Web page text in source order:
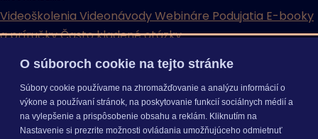
Videoškolenia VideonávodyWebináre Podujatia E-booky
a príručkyČasto kladené otázky
CenníkyOdporučte násPrávne dokumentyOdporúčaná
konfiguráciaAktualizácia verziíMobilné aplikácie
O súboroch cookie na tejto stránke
Súbory cookie používame na zhromažďovanie a analýzu informácií o
výkone a používaní stránok, na poskytovanie funkcií sociálnych médií a
na vylepšenie a prispôsobenie obsahu a reklám. Kliknutím na
Nastavenie si prezrite možnosti ovládania umožňujúceho odmietnuť